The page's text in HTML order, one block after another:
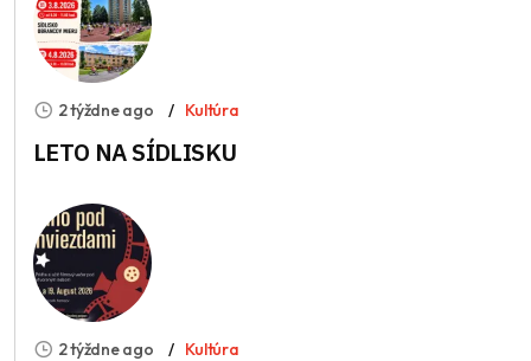
2 týždne ago Kultúra
LETO NA SÍDLISKU
2 týždne ago Kultúra